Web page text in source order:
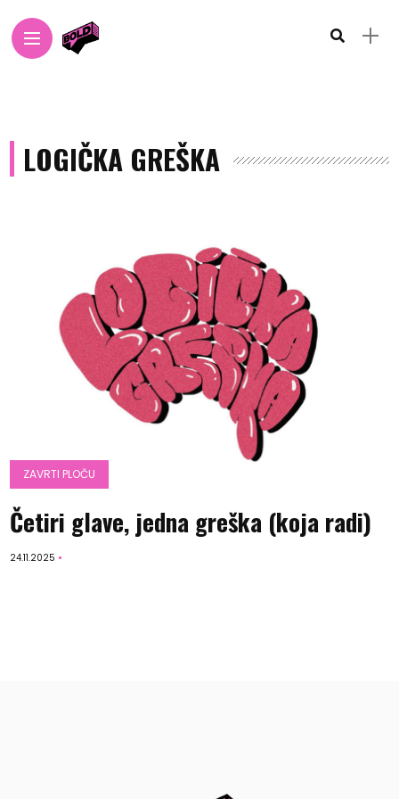
LOGIČKA GREŠKA
ZAVRTI PLOČU
Četiri glave, jedna greška (koja radi)
24.11.2025